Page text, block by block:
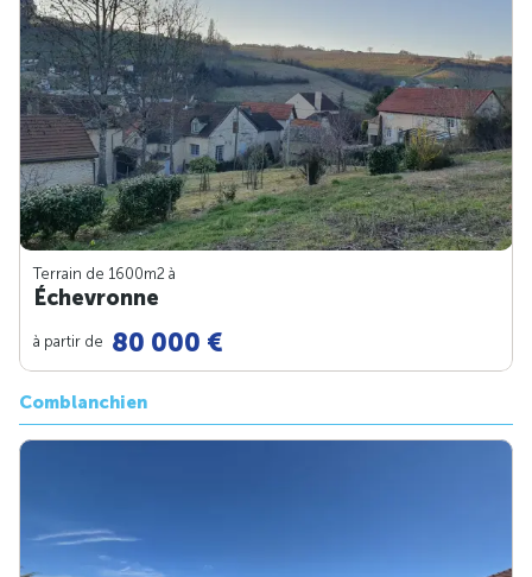
Terrain de 1600m2 à
Échevronne
à partir de 80 000 €
Comblanchien